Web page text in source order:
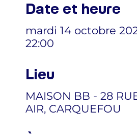
Date et heure
mardi 14 octobre
22:00
Lieu
MAISON BB - 28
AIR, CARQUEFOU